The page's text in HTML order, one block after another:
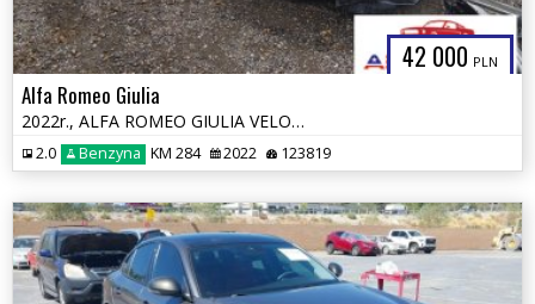
42 000 PLN
Alfa Romeo Giulia
2022r., ALFA ROMEO GIULIA VELOCE TI RWD, 2L, od ubezpieczalni
2.0 Benzyna KM 284 2022 123819